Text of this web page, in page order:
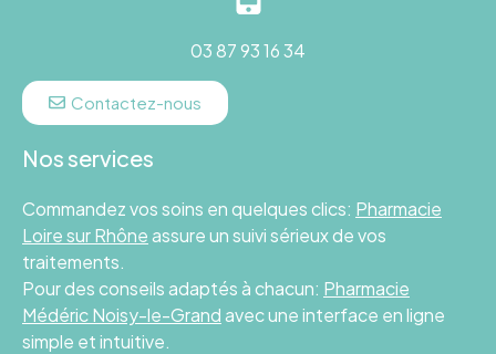
03 87 93 16 34
Contactez-nous
Nos services
Commandez vos soins en quelques clics: Pharmacie
Loire sur Rhôneassure un suivi sérieux de vos
traitements.
Pour des conseils adaptés à chacun: Pharmacie
Médéric Noisy-le-Grandavec une interface en ligne
simple et intuitive.